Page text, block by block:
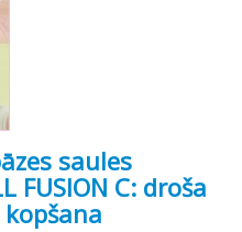
saules
FUSION C: droša